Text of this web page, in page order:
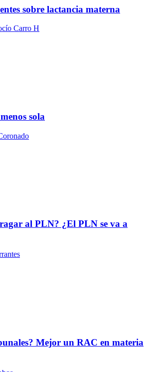
sobre lactancia materna
Carro H
sola
al PLN? ¿El PLN se va a
Mejor un RAC en materia